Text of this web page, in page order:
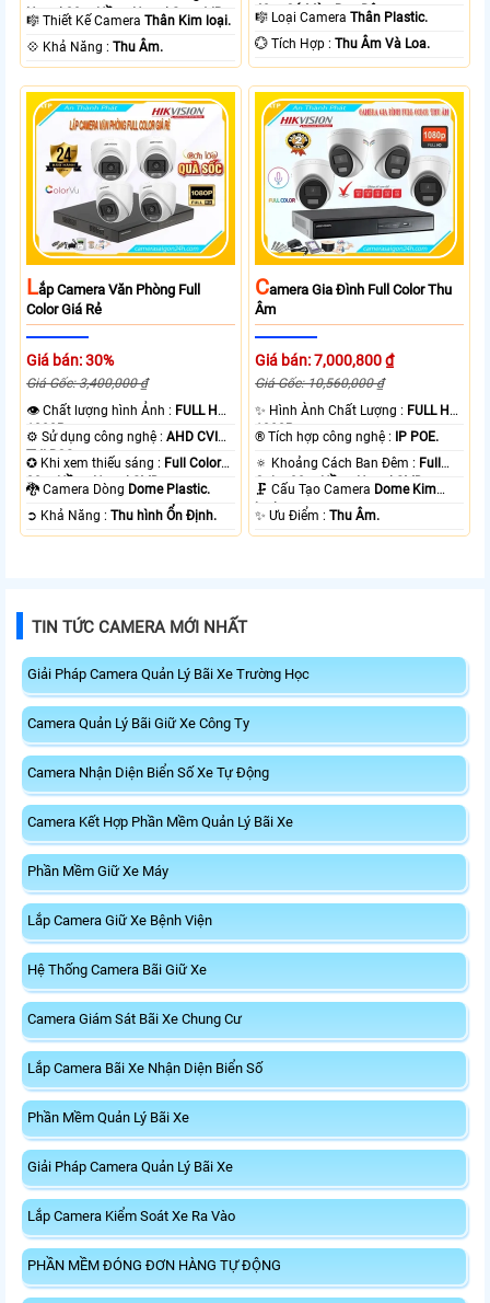
Ngoại 30m Hồng Ngoại Smart IR.
🎼️ Thiết Kế CameraThân Kim loại.
️💠 Khả Năng :Thu Âm.
40m Có Màu Ban Ðêm.
🎼️ Loại CameraThân Plastic.
️💮 Tích Hợp :Thu Âm Và Loa.
LẮp Camera Văn Phòng Full
Color Giá Rẻ
Giá bán: 30%
Giá Gốc: 3,400,000 ₫
👁 Chất lượng hình Ảnh : FULL HD
1080P .
⚙ Sử dụng công nghệ :AHD CVI
TVI BCS.
✪ Khi xem thiếu sáng : Full Color
20m Hồng Ngoại SMD.
🐉️ Camera Dòng Dome Plastic.
️➲ Khả Năng :Thu hình Ổn Định.
CAmera Gia Đình Full Color Thu
Âm
Giá bán: 7,000,800 ₫
Giá Gốc: 10,560,000 ₫
✨ Hình Ành Chất Lượng : FULL HD
1080P .
®️ Tích hợp công nghệ :
IP POE.
🔅 Khoảng Cách Ban Đêm : Full
Color 30m Hồng Ngoại SMD.
🗜️ Cấu Tạo Camera Dome Kim
loại.
️✨ Ưu Điểm :Thu Âm.
TIN TỨC CAMERA MỚI NHẤT
Giải Pháp Camera Quản Lý Bãi Xe Trường Học
Camera Quản Lý Bãi Giữ Xe Công Ty
Camera Nhận Diện Biển Số Xe Tự Động
Camera Kết Hợp Phần Mềm Quản Lý Bãi Xe
Phần Mềm Giữ Xe Máy
Lắp Camera Giữ Xe Bệnh Viện
Hệ Thống Camera Bãi Giữ Xe
Camera Giám Sát Bãi Xe Chung Cư
Lắp Camera Bãi Xe Nhận Diện Biển Số
Phần Mềm Quản Lý Bãi Xe
Giải Pháp Camera Quản Lý Bãi Xe
Lắp Camera Kiểm Soát Xe Ra Vào
PHẦN MỀM ĐÓNG ĐƠN HÀNG TỰ ĐỘNG